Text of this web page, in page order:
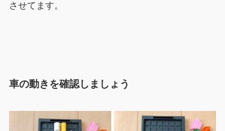
させてます。
車の動きを確認しましょう